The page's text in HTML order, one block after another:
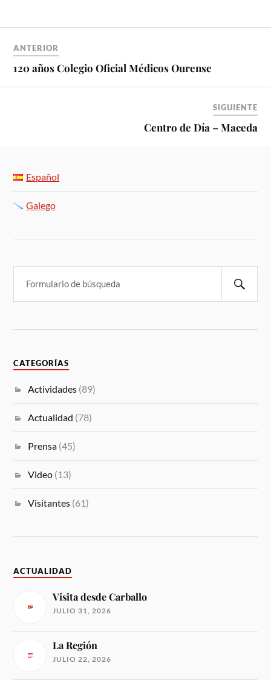
ANTERIOR
120 años Colegio Oficial Médicos Ourense
SIGUIENTE
Centro de Día – Maceda
Español
Galego
CATEGORÍAS
Actividades (89)
Actualidad (78)
Prensa (45)
Video (13)
Visitantes (61)
ACTUALIDAD
Visita desde Carballo
JULIO 31, 2026
La Región
JULIO 22, 2026